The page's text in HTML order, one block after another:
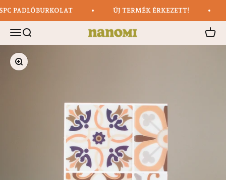
Tartalom árugrása
PADLÓBURKOLAT ÚJ TERMÉK ÉRKEZETT!
MenuKeresés Nanomi Kosár
Közelítés